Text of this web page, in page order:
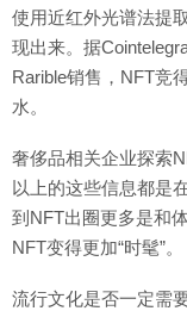
使用近红外光谱法提
现出来。据
Rarible销售，NFT竞
水。
奢侈品相关企业探索
以上的这些信息都是
到NFT出圈更多是和
NFT变得更加“时髦”。
流行文化是否一定需